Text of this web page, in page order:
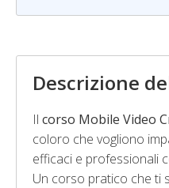
Descrizione
Il corso Mobile Video
coloro che vogliono
efficaci e professionali
Un corso pratico che ti